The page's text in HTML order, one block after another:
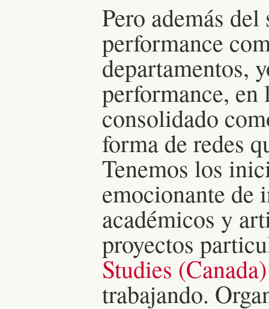
Pero además
performance
departamentos,
performance, en
consolidado
forma de redes
Tenemos los
emocionante de
académicos y
proyectos
Studies
trabajando.